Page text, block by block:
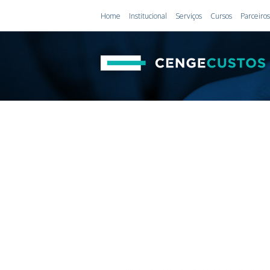
Home Institucional Serviços Cursos Parceiros